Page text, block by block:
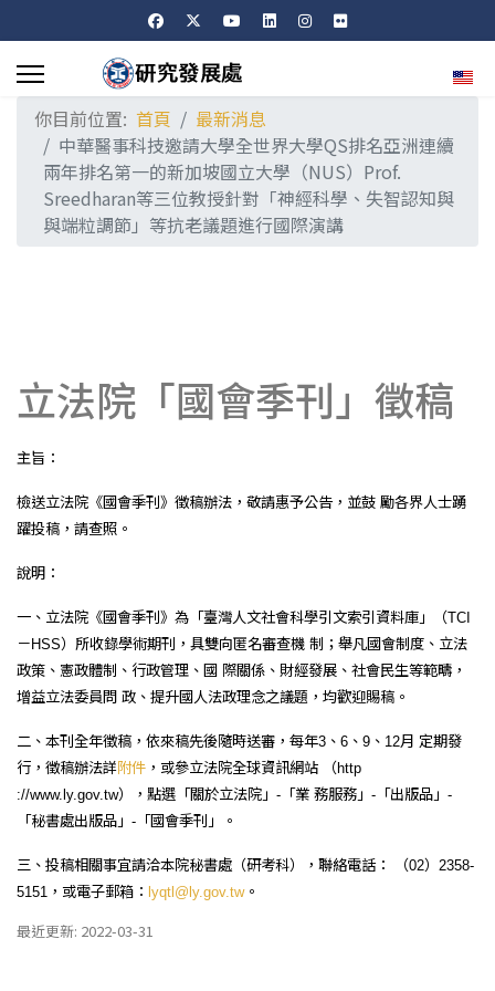
選擇
你目前位置: 首頁
最新消息
中華醫事科技邀請大學全世界大學QS排名亞洲連續
兩年排名第一的新加坡國立大學（NUS）Prof.
Sreedharan等三位教授針對「神經科學、失智認知與
與端粒調節」等抗老議題進行國際演講
立法院「國會季刊」徵稿
主旨：
檢送立法院《國會季刊》徵稿辦法，敬請惠予公告，並鼓 勵各界人士踴
躍投稿，請查照。
說明：
一、立法院《國會季刊》為「臺灣人文社會科學引文索引資料庫」（TCI
－ HSS）所收錄學術期刊，具雙向匿名審查機 制；舉凡國會制度、立法
政策、憲政體制、行政管理、國 際關係、財經發展、社會民生等範疇，
增益立法委員問 政、提升國人法政理念之議題，均歡迎賜稿。
二、本刊全年徵稿，依來稿先後隨時送審，每年3 、 6 、 9 、 12月 定期發
行，徵稿辦法詳附件 ，或參立法院全球資訊網站 （http
://www.ly.gov.tw），點選「關於立法院」 - 「業 務服務」 - 「出版品」 -
「秘書處出版品」 - 「國會季刊」。
三、投稿相關事宜請洽本院秘書處（研考科），聯絡電話： （02） 2358-
5151 ，或電子郵箱： lyqtl@ly.gov.tw。
最近更新: 2022-03-31